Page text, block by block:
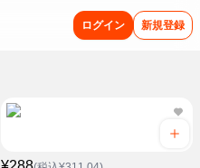
ログイン 新規登録